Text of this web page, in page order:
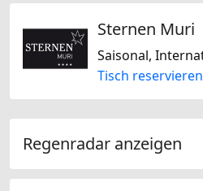
Sternen Muri
Tisch reservieren
Regenradar anzeigen